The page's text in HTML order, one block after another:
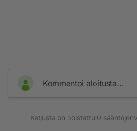
Kommentoi aloitusta...
Ketjusta on poistettu 0